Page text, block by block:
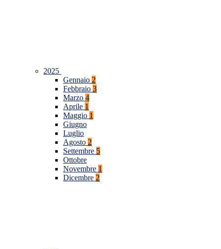
2025
Gennaio 2
Febbraio 3
Marzo 4
Aprile 1
Maggio 1
Giugno
Luglio
Agosto 2
Settembre 5
Ottobre
Novembre 1
Dicembre 2